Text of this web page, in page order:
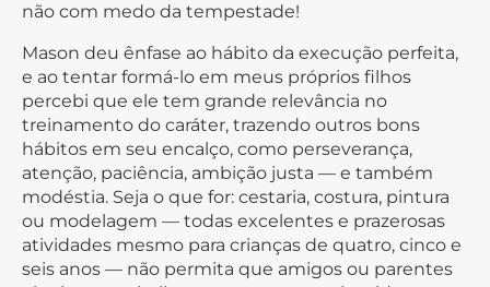
não com medo da tempestade!
Mason deu ênfase ao hábito da execução perfeita,
e ao tentar formá-lo em meus próprios filhos
percebi que ele tem grande relevância no
treinamento do caráter, trazendo outros bons
hábitos em seu encalço, como perseverança,
atenção, paciência, ambição justa — e também
modéstia. Seja o que for: cestaria, costura, pintura
ou modelagem — todas excelentes e prazerosas
atividades mesmo para crianças de quatro, cinco e
seis anos — não permita que amigos ou parentes